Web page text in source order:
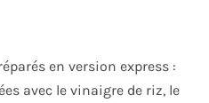
en version express :
avec le vinaigre de riz, le